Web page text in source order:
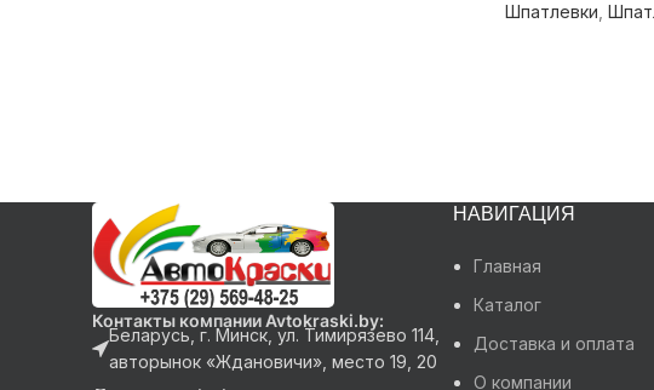
Шпатлевки
Контакты компании Avtokraski.by:
Беларусь, г. Минск, ул. Тимирязево 114,
авторынок «Ждановичи», место 19, 20
НАВИГАЦИЯ
Главная
Каталог
Доставка и оплата
О компании